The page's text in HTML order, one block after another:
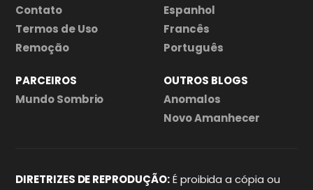
Contato
Termos de Uso
Remoção
Espanhol
Francês
Português
PARCEIROS
Mundo Sombrio
OUTROS BLOGS
Anomalos
Novo Amanhecer
DIRETRIZES DE REPRODUÇÃO:É proibida a cópia ou